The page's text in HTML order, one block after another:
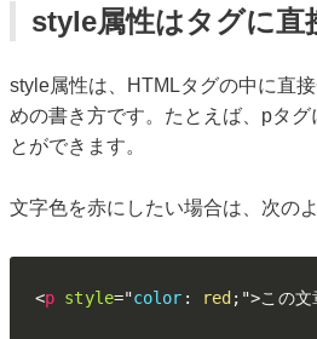
style属性はタグに直
style属性は、HTMLタグの中に直
めの書き方です。たとえば、pタ
とができます。
文字色を赤にしたい場合は、次の
<p style="color : red ; ">この文